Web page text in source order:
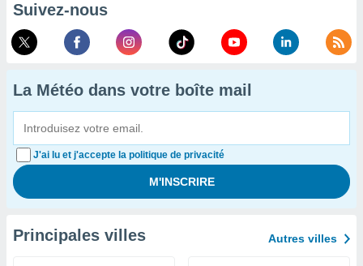
Suivez-nous
La Météo dans votre boîte mail
J'ai lu et j'accepte la politique de privacité
Principales villes Autres villes